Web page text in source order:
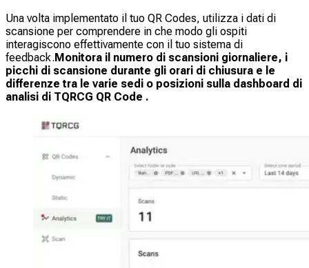
Una volta implementato il tuo QR Codes, utilizza i dati di
scansione per comprendere in che modo gli ospiti
interagiscono effettivamente con il tuo sistema di
feedback.Monitora il numero di scansioni giornaliere, i
picchi di scansione durante gli orari di chiusura e le
differenze tra le varie sedi o posizioni sulla dashboard di
analisi di TQRCG QR Code .